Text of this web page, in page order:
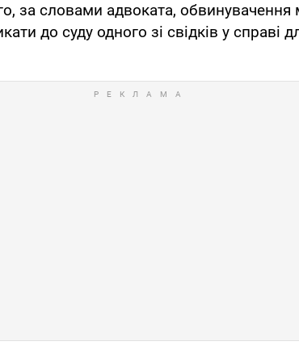
за словами адвоката, обвинувачення
до суду одного зі свідків у справі